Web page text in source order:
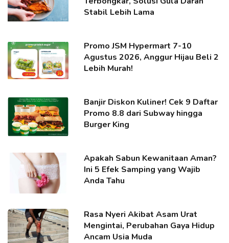
Stabil Lebih Lama
Promo JSM Hypermart 7-10
Agustus 2026, Anggur Hijau Beli 2
Lebih Murah!
Banjir Diskon Kuliner! Cek 9 Daftar
Promo 8.8 dari Subway hingga
Burger King
Apakah Sabun Kewanitaan Aman?
Ini 5 Efek Samping yang Wajib
Anda Tahu
Rasa Nyeri Akibat Asam Urat
Mengintai, Perubahan Gaya Hidup
Ancam Usia Muda